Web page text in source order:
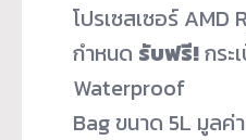
โปรเซสเซอร์ AMD
กำหนด รับฟรี!กระ
Waterproof
Bag ขนาด 5L มูลค่